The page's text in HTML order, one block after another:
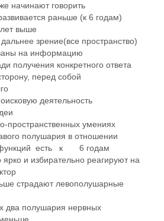
начинают говорить
раньше (к 6 годам)
выше
зрение(все пространство)
на информацию
получения конкретного ответа
перед собой
деятельность
пространственных умениях
полушария в отношении
функций есть к 6 годам
и избирательно реагируют на
страдают левополушарные
два полушария нервных